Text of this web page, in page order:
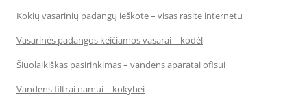
Kokių vasarinių padangų ieškote – visas rasite internetu
Vasarinės padangos keičiamos vasarai – kodėl
Šiuolaikiškas pasirinkimas – vandens aparatai ofisui
Vandens filtrai namui – kokybei